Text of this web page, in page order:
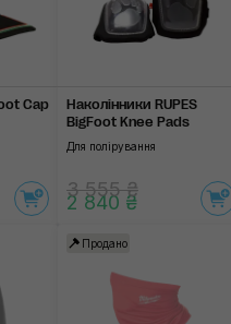
Cap
Наколінники RUPES
BigFoot Knee Pads
Для полірування
3 555 ₴
2 840 ₴
Продано